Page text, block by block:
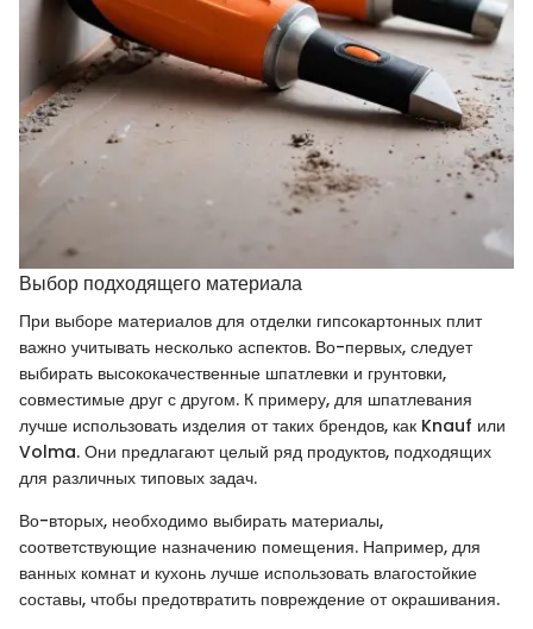
Выбор подходящего материала
При выборе материалов для отделки гипсокартонных плит
важно учитывать несколько аспектов. Во-первых, следует
выбирать высококачественные шпатлевки и грунтовки,
совместимые друг с другом. К примеру, для шпатлевания
лучше использовать изделия от таких брендов, как Knauf или
Volma. Они предлагают целый ряд продуктов, подходящих
для различных типовых задач.
Во-вторых, необходимо выбирать материалы,
соответствующие назначению помещения. Например, для
ванных комнат и кухонь лучше использовать влагостойкие
составы, чтобы предотвратить повреждение от окрашивания.